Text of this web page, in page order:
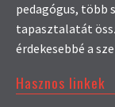
pedagógus, több
tapasztalatát
érdekesebbé a
Hasznos linkek